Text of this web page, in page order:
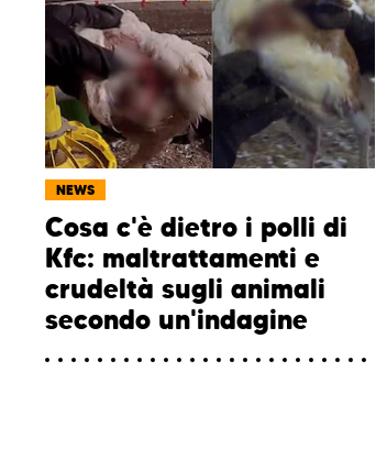
NEWS
Cosa c'è dietro i polli di
Kfc: maltrattamenti e
crudeltà sugli animali
secondo un'indagine